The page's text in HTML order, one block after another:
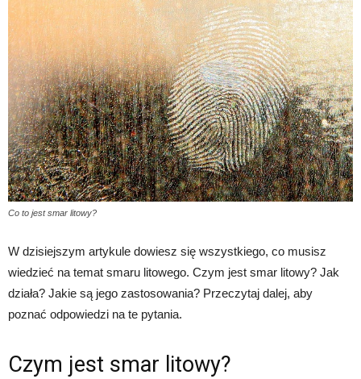
Co to jest smar litowy?
W dzisiejszym artykule dowiesz się wszystkiego, co musisz
wiedzieć na temat smaru litowego. Czym jest smar litowy? Jak
działa? Jakie są jego zastosowania? Przeczytaj dalej, aby
poznać odpowiedzi na te pytania.
Czym jest smar litowy?